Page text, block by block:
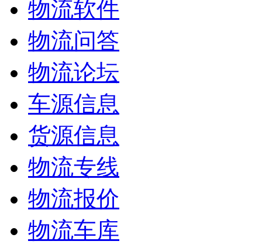
物流软件
物流问答
物流论坛
车源信息
货源信息
物流专线
物流报价
物流车库